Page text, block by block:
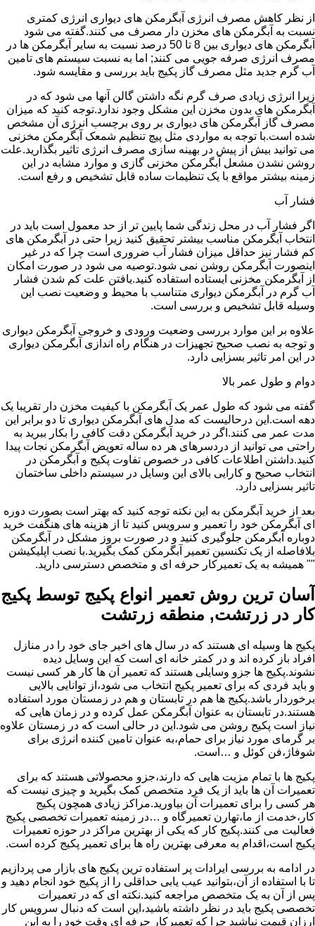
از نظر کاهش مصرف انرژی آبگرمکن های دیواری انرژی کمتری
نسبت به آبگرمکن های مخزن دار مصرف می کنند.گفته می شود
آبگرمکن های دیواری بین 8 تا 50 درصد نسبت به سایر آبگرمکن ها در
مصرف انرژی صرفه جویی می کنند; اما به نسبت سیستم های تامین
آب گرم جدید مثل مصرف گاز پکیج باید بررسی و مقایسه شود.
زیرا انرژی زیادی صرف گرم نگه داشتن گالن آنها می شود که در
آبگرمکن های بدون مخزن این مشکل وجود ندارد.توجه کنید که میزان
مصرف گاز آبگرمکن های دیواری بر روی برچسب انرژی آن مشخص
شده است.با توجه به مواردی مثل پیچ تنظیم شمعک آبگرمکن مخزنی
می توانید بیش از پیش در بهینه سازی مصرف انرژی تاثیر بگذارید.علت
روشن نشدن مشعل آبگرمکن مخزنی گازی و موارد مشابه در این
زمینه بیشتر مواقع با یک تنظیمات ساده قابل تشخیص و رفع است.
فشار آب
اگر فشار آب در محل زندگی شما پایین تر از حد معمول است باید در
انتخاب آبگرمکن مناسب بیشتر تحقیق کنید زیرا حتی در آبگرمکن های
کم فشار نیز حداقل میزان فشار آب ضروری است چرا که در غیر
اینصورت آبگرمکن روشن نمی شود.توصیه می شود در صورت امکان
از آبگرمکن مخزنی ایستاده استفاده کنید.یافتن علت کم شدن فشار
آب گرم در آبگرمکن دیواری متناسب با محیط و وضعیت نصب این
وسیله قابل تشخیص و بررسی است.
علاوه بر این موارد بررسی وضعیت ورودی و خروجی آبگرمکن دیواری
و توجه به نصب صحیح تجهیزات در هنگام راه اندازی آبگرمکن دیواری
در این امر تاثیر بسزایی دارد.
دوام و طول عمر بالا
گفته می شود که طول عمر یک آبگرمکن با کیفیت مخزن دار تقریبا یک
دهه است.این درحالیست که مدل های آبگرمکن دیواری تا دو برابر این
مدت عمر می کنند.اگر در خرید آبگرمکن دقت کافی را بکار ببرید به
راحتی می توانید از دردسرهای هر ده ساله تعویض آبگرمکن نجات پیدا
کنید.داشتن اطلاعات کافی در خصوص تفاوت پکیج و آبگرمکن در
انتخاب صحیح و کارایی بالای این وسایل در سیستم داخلی ساختمان
تاثیر بسزایی دارد.
بعد از خرید آبگرمکن به این نکته توجه کنید که بهتر است بصورت دوره
ای آبگرمکن خود را تعمیر و سرویس کنید تا از هزینه های هنگفت خرید
دوباره آبگرمکن جلوگیری کنید و در صورت بروز مشکل در آبگرمکن
بلافاصله از یک تکنسین تعمیر آبگرمکن کمک بگیرید.با نصب اپلیکیشن
"" همیشه به یک تعمیرکار حرفه ای و متخصص دسترسی دارید.
آسان ترین روش تعمیر انواع پکیج توسط پکیج
کار در زرتشت, منطقه زرتشت
پکیج ها وسیله ای هستند که در سال های اخیر جای خود را در منازل
افراد باز کرده اند و در کمتر خانه ای است که این وسایل دیده
نشوند.پکیج ها جزو وسایلی هستند که تعمیر آن ها کار هر کسی نیست
و باید فردی که برای تعمیر پکیج انتخاب می شود،از توانایی بالایی
برخوردار باشد.پکیج ها هم در تابستان و هم در زمستان مورد استفاده
هستند.در تابستان به عنوان آبگرمکن عمل کرده و در زمان هایی که
نیاز است پکیج روشن می شود.این در حالی است که در زمستان علاوه
بر گرمای مورد نیاز برای حمام،به عنوان تامین کننده انرژی برای
شوفاژ،فن کوئل و …است.
پکیج ها با تمام مزیت هایی که دارند،جزو محصولاتی هستند که برای
تعمیرات آن ها باید از یک فرد متخصص کمک بگیرید و چیزی نیست که
هر کسی را برای تعمیرات آن بیاورید.مراکز زیادی همچون پکیج
کار،خدمت از ما،تهارن تعمیرگاه و …در زمینه تعمیرات تخصصی پکیج
فعالیت می کنند.پکیج کار که یکی از بهترین مراکز در حوزه تعمیرات
پکیج است،اقدام به معرفی بهترین راه ها برای تعمیر پکیج کرده است.
در ادامه به بررسی ایرادات پر استفاده ترین پکیج های بازار می پردازیم
تا با استفاده از آن،بتوانید عیب یابی حداقلی را از پکیج خود انجام دهید و
پس از آن به یک متخصص مراجعه کنید.نکته ای که در تعمیرات
تخصصی پکیج باید در نظر داشته باشید،این است که دنبال سرویس کار
ارزان قیمت نباشید چرا که تعمیرکار حرفه ای وقت خود را به این